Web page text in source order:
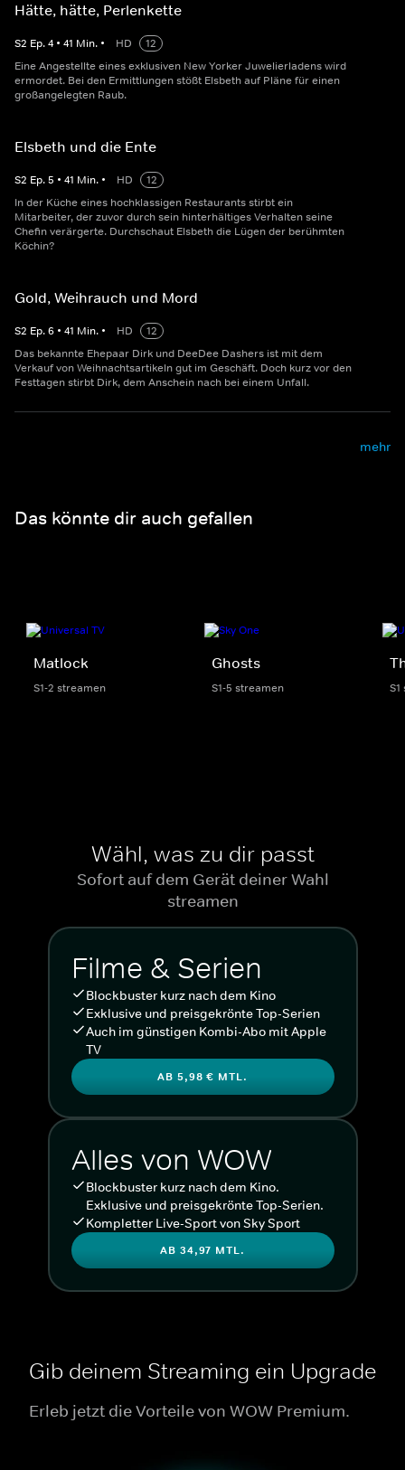
Hätte, hätte, Perlenkette
S2 Ep.4 • 41 Min. • HD
12
Eine Angestellte eines exklusiven New Yorker Juwelierladens wird
ermordet. Bei den Ermittlungen stößt Elsbeth auf Pläne für einen
großangelegten Raub.
Elsbeth und die Ente
S2 Ep.5 • 41 Min. • HD
12
In der Küche eines hochklassigen Restaurants stirbt ein
Mitarbeiter, der zuvor durch sein hinterhältiges Verhalten seine
Chefin verärgerte. Durchschaut Elsbeth die Lügen der berühmten
Köchin?
Gold, Weihrauch und Mord
S2 Ep.6 • 41 Min. • HD
12
Das bekannte Ehepaar Dirk und DeeDee Dashers ist mit dem
Verkauf von Weihnachtsartikeln gut im Geschäft. Doch kurz vor den
Festtagen stirbt Dirk, dem Anschein nach bei einem Unfall.
mehr
Das könnte dir auch gefallen
Matlock
S1-2 streamen
Ghosts
S1-5 streamen
Wähl, was zu dir passt
Sofort auf dem Gerät deiner Wahl
streamen
Filme & Serien
Blockbuster kurz nach dem Kino
Exklusive und preisgekrönte Top-Serien
Auch im günstigen Kombi-Abo mit Apple
TV
AB 5,98 € MTL.
Alles von WOW
Blockbuster kurz nach dem Kino.
Exklusive und preisgekrönte Top-Serien.
Kompletter Live-Sport von Sky Sport
AB 34,97 MTL.
Gib deinem Streaming ein Upgrade
Erleb jetzt die Vorteile von WOW Premium.